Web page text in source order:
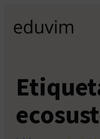
contenido